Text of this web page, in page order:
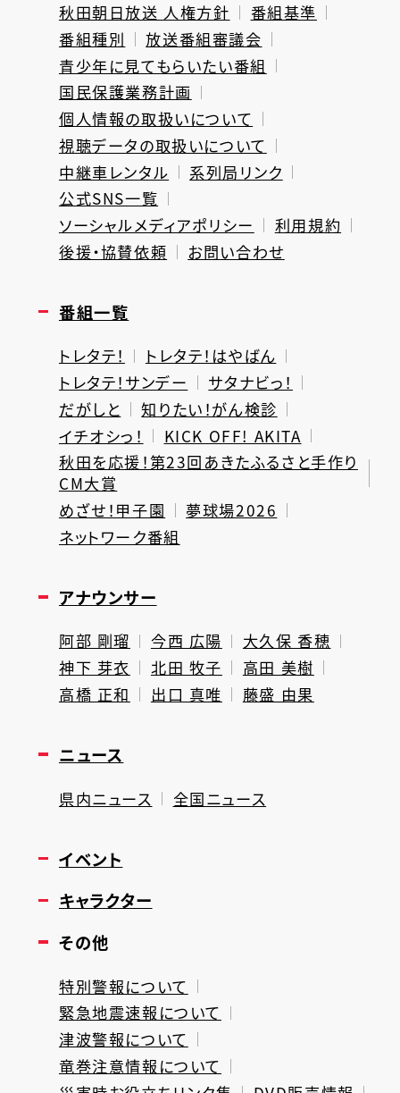
秋田朝日放送 人権方針
番組基準
番組種別
放送番組審議会
青少年に見てもらいたい番組
国民保護業務計画
個人情報の取扱いについて
視聴データの取扱いについて
中継車レンタル
系列局リンク
公式SNS一覧
ソーシャルメディアポリシー
利用規約
後援・協賛依頼
お問い合わせ
番組一覧
トレタテ！
トレタテ！はやばん
トレタテ！サンデー
サタナビっ！
だがしと
知りたい！がん検診
イチオシっ！
KICK OFF! AKITA
秋田を応援！第23回あきたふるさと手作り
CM大賞
めざせ！甲子園
夢球場2026
ネットワーク番組
アナウンサー
阿部 剛瑠 今西 広陽
大久保 香穂
神下 芽衣
北田 牧子
高田 美樹
高橋 正和
出口 真唯 藤盛 由果
ニュース
県内ニュース 全国ニュース
イベント
キャラクター
その他
特別警報について
緊急地震速報について
津波警報について
竜巻注意情報について